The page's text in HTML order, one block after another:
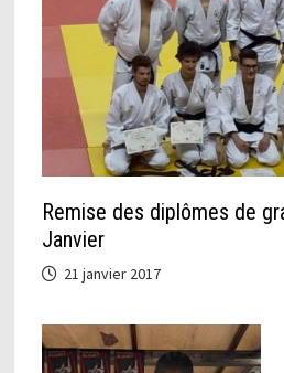
Remise des diplômes de
Janvier
21 janvier 2017